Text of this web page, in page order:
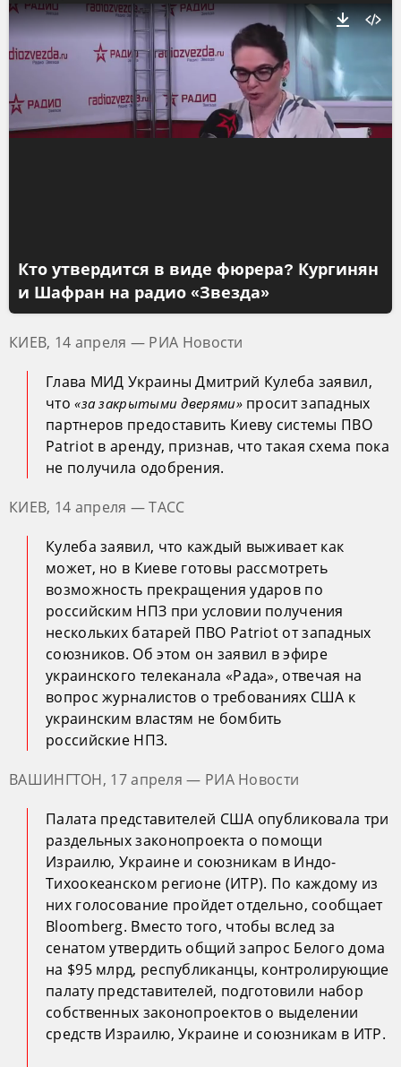
Кто утвердится в виде фюрера? Кургинян
и Шафран на радио «Звезда»
КИЕВ, 14 апреля — РИА Новости
Глава МИД Украины Дмитрий Кулеба заявил,
что«за закрытыми дверями»просит западных
партнеров предоставить Киеву системы ПВО
Patriot в аренду, признав, что такая схема пока
не получила одобрения.
КИЕВ, 14 апреля — ТАСС
Кулеба заявил, что каждый выживает как
может, но в Киеве готовы рассмотреть
возможность прекращения ударов по
российским НПЗ при условии получения
нескольких батарей ПВО Patriot от западных
союзников. Об этом он заявил в эфире
украинского телеканала «Рада», отвечая на
вопрос журналистов о требованиях США к
украинским властям не бомбить
российские НПЗ.
ВАШИНГТОН, 17 апреля — РИА Новости
Палата представителей США опубликовала три
раздельных законопроекта о помощи
Израилю, Украине и союзникам в Индо-
Тихоокеанском регионе (ИТР). По каждому из
них голосование пройдет отдельно, сообщает
Bloomberg. Вместо того, чтобы вслед за
сенатом утвердить общий запрос Белого дома
на $95 млрд, республиканцы, контролирующие
палату представителей, подготовили набор
собственных законопроектов о выделении
средств Израилю, Украине и союзникам в ИТР.